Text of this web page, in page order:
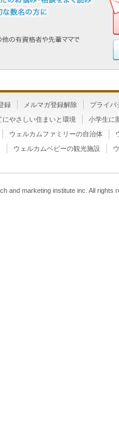
録 メルマガ登録解除
プライバ
にやさしい住まいと環境
小学生に
ウェルカムファミリーの自治体
ウェルカムベビーの観光施設
and marketing institute inc. All rights